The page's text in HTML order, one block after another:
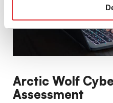
Arctic Wolf
Assessment